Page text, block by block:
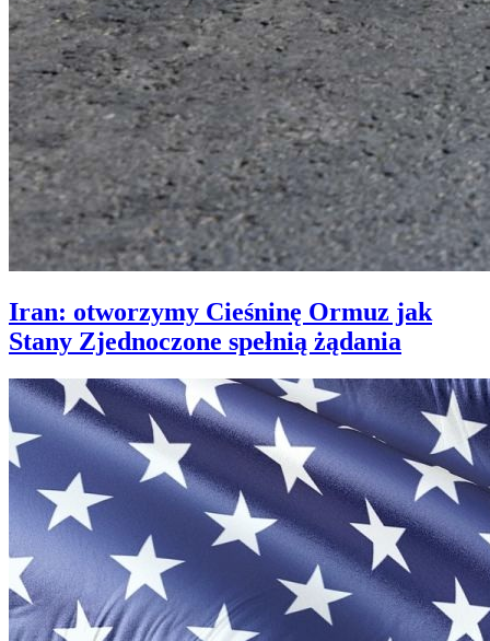
Iran: otworzymy Cieśninę Ormuz jak
Stany Zjednoczone spełnią żądania